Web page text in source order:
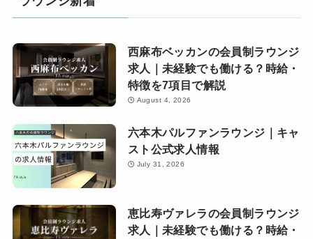
西麻布ベッカンの会員制ラウンジ
求人｜未経験でも働ける？時給・
特徴を7項目で解説
August 4, 2026
六本木パルファンラウンジ｜キャ
スト公式求人情報
July 31, 2026
恵比寿ヴァレラの会員制ラウンジ
求人｜未経験でも働ける？時給・